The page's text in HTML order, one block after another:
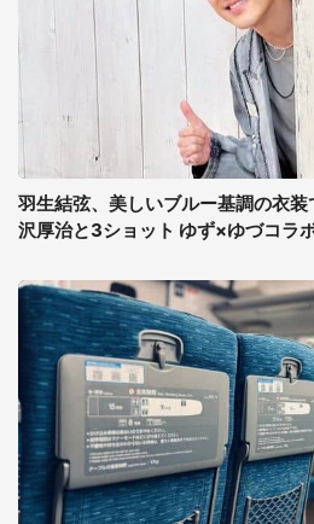
羽生結弦、美しいブルー基調の衣
沢厚治と3ショット ゆず×ゆづコラ